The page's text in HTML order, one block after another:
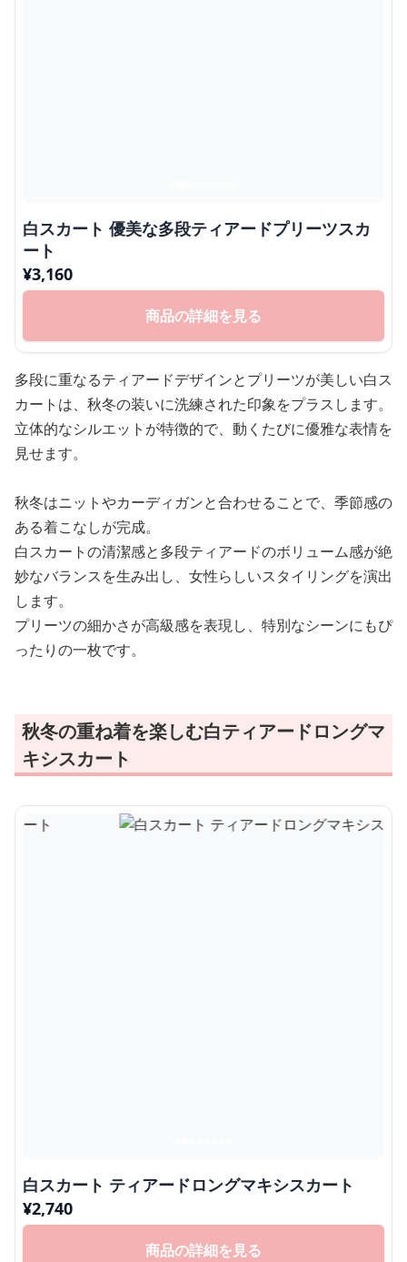
白スカート 優美な多段ティアードプリーツスカ
ート
¥3,160
商品の詳細を見る
多段に重なるティアードデザインとプリーツが美しい白ス
カートは、秋冬の装いに洗練された印象をプラスします。
立体的なシルエットが特徴的で、動くたびに優雅な表情を
見せます。
秋冬はニットやカーディガンと合わせることで、季節感の
ある着こなしが完成。
白スカートの清潔感と多段ティアードのボリューム感が絶
妙なバランスを生み出し、女性らしいスタイリングを演出
します。
プリーツの細かさが高級感を表現し、特別なシーンにもぴ
ったりの一枚です。
秋冬の重ね着を楽しむ白ティアードロングマ
キシスカート
白スカート ティアードロングマキシスカート
¥2,740
商品の詳細を見る